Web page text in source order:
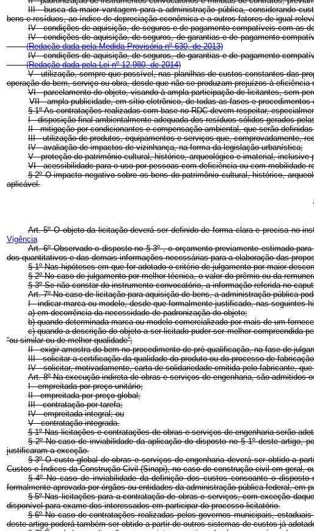
III - busca da maior vantagem para a administração pública, considerando
bens e resíduos, ao índice de depreciação econômica e a outros fatores de igual
IV - condições de aquisição, de seguros e de pagamento compatíveis com as
IV - condições de aquisição, de seguros, de garantias e de pagamento
(Redação dada pela Medida Provisória nº 630, de 2013)
IV - condições de aquisição, de seguros, de garantias e de pagamento
(Redação dada pela Lei nº 12.980, de 2014)
V - utilização, sempre que possível, nas planilhas de custos constantes das
operação do bem, serviço ou obra, desde que não se produzam prejuízos à
VI - parcelamento do objeto, visando à ampla participação de licitantes, sem
VII -ampla publicidade, em sítio eletrônico, de todas as fases e
§ 1º As contratações realizadas com base no RDC devem respeitar,
I - disposição final ambientalmente adequada dos resíduos sólidos gerados
II - mitigação por condicionantes e compensação ambiental, que serão
III - utilização de produtos, equipamentos e serviços que, comprovadamente,
IV - avaliação de impactos de vizinhança, na forma da legislação urbanística;
V - proteção do patrimônio cultural, histórico, arqueológico e imaterial,
VI - acessibilidade para o uso por pessoas com deficiência ou com mobilidade
§ 2º O impacto negativo sobre os bens do patrimônio cultural, histórico,
aplicável.
Art. 5º O objeto da licitação deverá ser definido de forma clara e precisa
Vigência
Art. 6º Observado o disposto no § 3º , o orçamento previamente estimado
dos quantitativos e das demais informações necessárias para a elaboração das
§ 1º Nas hipóteses em que for adotado o critério de julgamento por maior
§ 2º No caso de julgamento por melhor técnica, o valor do prêmio ou da
§ 3º Se não constar do instrumento convocatório, a informação referida no
Art. 7º No caso de licitação para aquisição de bens, a administração pública
I - indicar marca ou modelo, desde que formalmente justificado, nas seguintes
a) em decorrência da necessidade de padronização do objeto;
b) quando determinada marca ou modelo comercializado por mais de um
c) quando a descrição do objeto a ser licitado puder ser melhor compreendida
“ou similar ou de melhor qualidade”;
II - exigir amostra do bem no procedimento de pré-qualificação, na fase de
III - solicitar a certificação da qualidade do produto ou do processo de
IV - solicitar, motivadamente, carta de solidariedade emitida pelo fabricante,
Art. 8º Na execução indireta de obras e serviços de engenharia, são
I - empreitada por preço unitário;
II - empreitada por preço global;
III - contratação por tarefa;
IV - empreitada integral; ou
V - contratação integrada.
§ 1º Nas licitações e contratações de obras e serviços de engenharia serão
§ 2º No caso de inviabilidade da aplicação do disposto no § 1º deste artigo,
justificaram a exceção.
§ 3º O custo global de obras e serviços de engenharia deverá ser obtido a
Custos e Índices da Construção Civil (Sinapi), no caso de construção civil em geral,
§ 4º No caso de inviabilidade da definição dos custos consoante o
formalmente aprovada por órgãos ou entidades da administração pública federal,
§ 5º Nas licitações para a contratação de obras e serviços, com exceção
disponível para exame dos interessados em participar do processo licitatório.
§ 6º No caso de contratações realizadas pelos governos municipais,
deste artigo poderá também ser obtido a partir de outros sistemas de custos já